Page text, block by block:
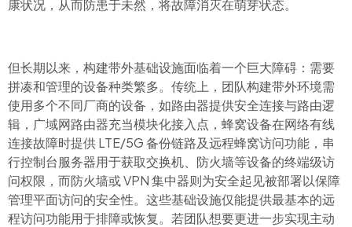
康状况，从而防患于未然，将故障消灭在萌芽状态。
但长期以来，构建带外基础设施面临着一个巨大障碍：需要
拼凑和管理的设备种类繁多。传统上，团队构建带外环境需
使用多个不同厂商的设备，如路由器提供安全连接与路由逻
辑，广域网路由器充当模块化接入点，蜂窝设备在网络有线
连接故障时提供 LTE/5G 备份链路及远程蜂窝访问功能，串
行控制台服务器用于获取交换机、防火墙等设备的终端级访
问权限，而防火墙或 VPN 集中器则为安全起见被部署以保障
管理平面访问的安全性。这些基础设施仅能提供最基本的远
程访问功能用于排障或恢复。若团队想要更进一步实现主动